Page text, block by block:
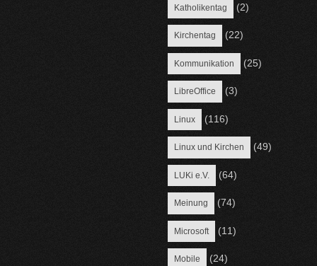
Katholikentag (2)
Kirchentag (22)
Kommunikation (25)
LibreOffice (3)
Linux (116)
Linux und Kirchen (49)
LUKi e.V. (64)
Meinung (74)
Microsoft (11)
Mobile (24)